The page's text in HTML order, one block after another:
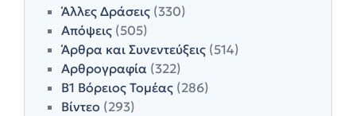
Άλλες Δράσεις (330)
Απόψεις (505)
Άρθρα και Συνεντεύξεις (514)
Αρθρογραφία (322)
Β1 Βόρειος Τομέας (286)
Βίντεο (293)